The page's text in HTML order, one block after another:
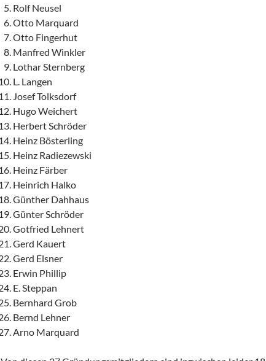
Rolf Neusel
Otto Marquard
Otto Fingerhut
Manfred Winkler
Lothar Sternberg
L. Langen
Josef Tolksdorf
Hugo Weichert
Herbert Schröder
Heinz Bösterling
Heinz Radiezewski
Heinz Färber
Heinrich Halko
Günther Dahhaus
Günter Schröder
Gotfried Lehnert
Gerd Kauert
Gerd Elsner
Erwin Phillip
E. Steppan
Bernhard Grob
Bernd Lehner
Arno Marquard